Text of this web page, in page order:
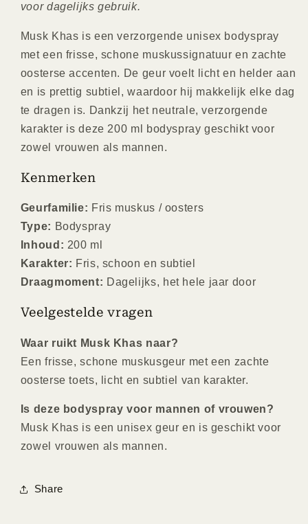
voor dagelijks gebruik.
Musk Khas is een verzorgende unisex bodyspray
met een frisse, schone muskussignatuur en zachte
oosterse accenten. De geur voelt licht en helder aan
en is prettig subtiel, waardoor hij makkelijk elke dag
te dragen is. Dankzij het neutrale, verzorgende
karakter is deze 200 ml bodyspray geschikt voor
zowel vrouwen als mannen.
Kenmerken
Geurfamilie: Fris muskus / oosters
Type: Bodyspray
Inhoud: 200 ml
Karakter: Fris, schoon en subtiel
Draagmoment: Dagelijks, het hele jaar door
Veelgestelde vragen
Waar ruikt Musk Khas naar?
Een frisse, schone muskusgeur met een zachte
oosterse toets, licht en subtiel van karakter.
Is deze bodyspray voor mannen of vrouwen?
Musk Khas is een unisex geur en is geschikt voor
zowel vrouwen als mannen.
Share